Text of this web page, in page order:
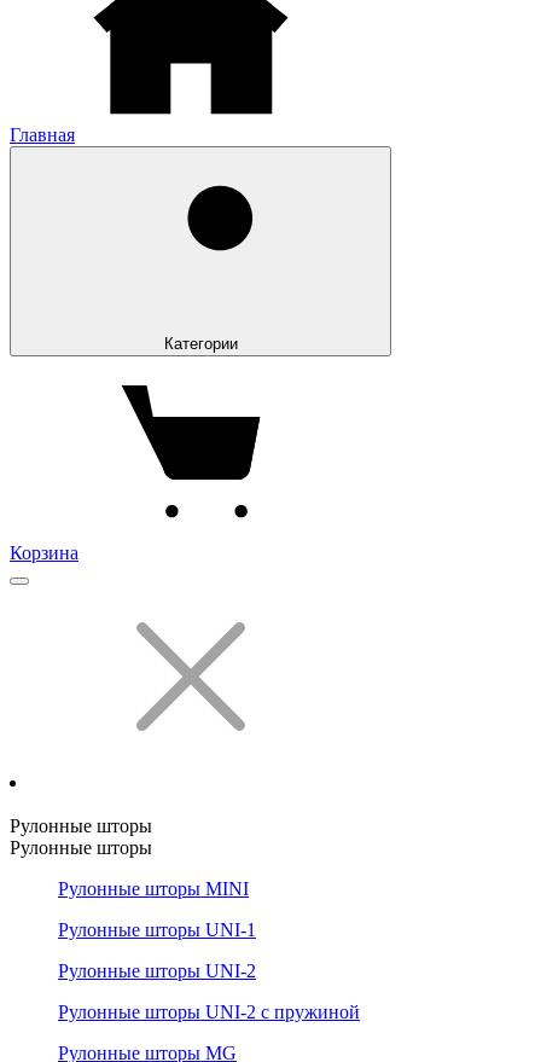
Главная
Категории
Корзина
Рулонные шторы
Рулонные шторы
Рулонные шторы MINI
Рулонные шторы UNI-1
Рулонные шторы UNI-2
Рулонные шторы UNI-2 с пружиной
Рулонные шторы MG